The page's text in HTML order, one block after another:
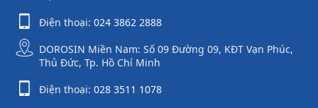
Điện thoại: 024 3862 2888
DOROSIN Miền Nam: Số 09 Đường 09, KĐT Vạn Phúc,
Thủ Đức, Tp. Hồ Chí Minh
Điện thoại: 028 3511 1078